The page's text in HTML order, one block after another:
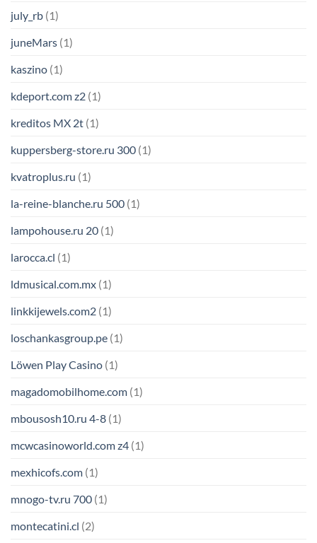
july_rb (1)
juneMars (1)
kaszino (1)
kdeport.com z2 (1)
kreditos MX 2t (1)
kuppersberg-store.ru 300 (1)
kvatroplus.ru (1)
la-reine-blanche.ru 500 (1)
lampohouse.ru 20 (1)
larocca.cl (1)
ldmusical.com.mx (1)
linkkijewels.com2 (1)
loschankasgroup.pe (1)
Löwen Play Casino (1)
magadomobilhome.com (1)
mbousosh10.ru 4-8 (1)
mcwcasinoworld.com z4 (1)
mexhicofs.com (1)
mnogo-tv.ru 700 (1)
montecatini.cl (2)